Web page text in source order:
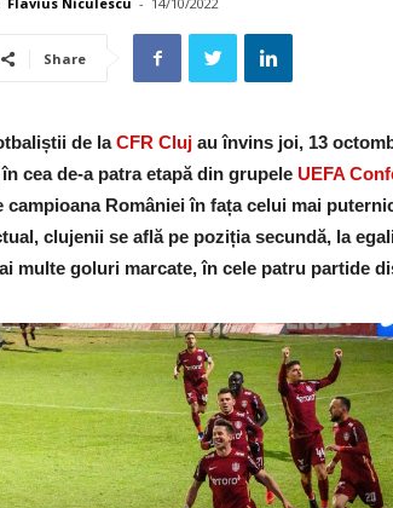
Share
de laCFR Cluj au învins joi, 13
în cea de-a patra etapă din grupele UEFA
campioana României în fața celui mai
clujenii se află pe poziția secundă, la
multe goluri marcate, în cele patru partide